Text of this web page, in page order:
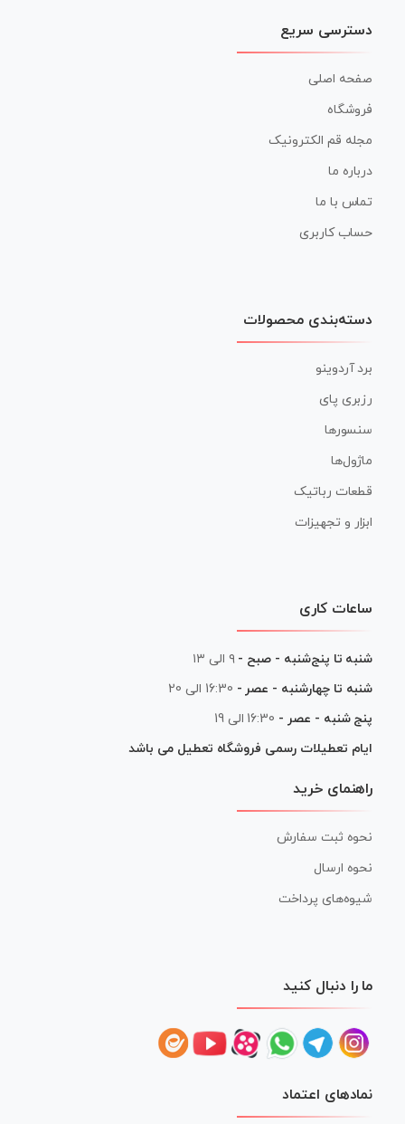
دسترسی سریع
صفحه اصلی
فروشگاه
مجله قم الکترونیک
درباره ما
تماس با ما
حساب کاربری
دسته‌بندی محصولات
برد آردوینو
رزبری پای
سنسورها
ماژول‌ها
قطعات رباتیک
ابزار و تجهیزات
ساعات کاری
شنبه تا پنج‌شنبه - صبح - ۹ الی ۱۳
شنبه تا چهارشنبه - عصر - 16:30 الی 20
پنج شنبه - عصر - 16:30 الی 19
ایام تعطیلات رسمی فروشگاه تعطیل می باشد
راهنمای خرید
نحوه ثبت سفارش
نحوه ارسال
شیوه‌های پرداخت
ما را دنبال کنید
نمادهای اعتماد